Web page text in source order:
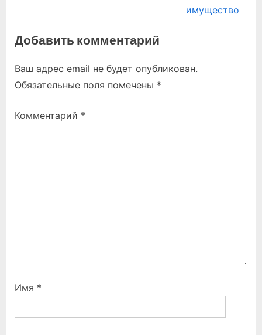
i
u
s
o
t
o
s
:
имущество
Добавить комментарий
Ваш адрес email не будет опубликован.
Обязательные поля помечены *
Комментарий *
Имя *